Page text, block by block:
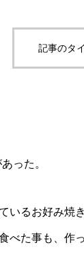
記事のタ
った。
いるお好み焼
べた事も、作